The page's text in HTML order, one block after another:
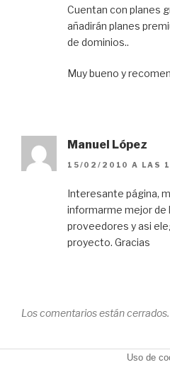
Cuentan con planes
añadirán planes
de dominios..
Muy bueno y
Manuel López
15/02/2010 A LAS
Interesante página,
informarme mejor
proveedores y asi
proyecto. Gracias
Los comentarios están cerrados.
Uso de